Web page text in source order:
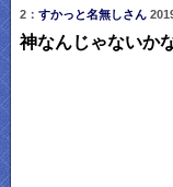
2： すかっと名無しさん
神なんじゃないか